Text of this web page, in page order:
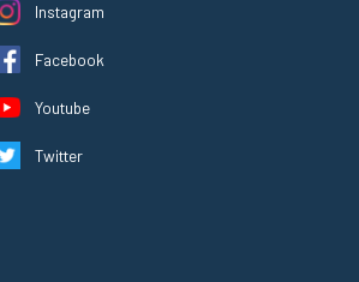
Instagram
Facebook
Youtube
Twitter